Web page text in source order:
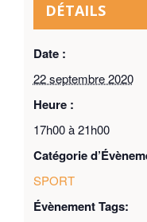
DÉTAILS
Date :
22 septembre 2020
Heure :
17h00 à 21h00
Catégorie
SPORT
Évènement Tags: